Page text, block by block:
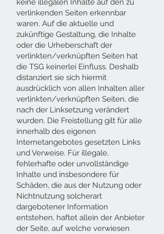
keine illegalen Inhalte auf den zu
verlinkenden Seiten erkennbar
waren. Auf die aktuelle und
zukünftige Gestaltung, die Inhalte
oder die Urheberschaft der
verlinkten/verknüpften Seiten hat
die TSG keinerlei Einfluss. Deshalb
distanziert sie sich hiermit
ausdrücklich von allen Inhalten aller
verlinkten/verknüpften Seiten, die
nach der Linksetzung verändert
wurden. Die Freistellung gilt für alle
innerhalb des eigenen
Internetangebotes gesetzten Links
und Verweise. Für illegale,
fehlerhafte oder unvollständige
Inhalte und insbesondere für
Schäden, die aus der Nutzung oder
Nichtnutzung solcherart
dargebotener Information
entstehen, haftet allein der Anbieter
der Seite, auf welche verwiesen